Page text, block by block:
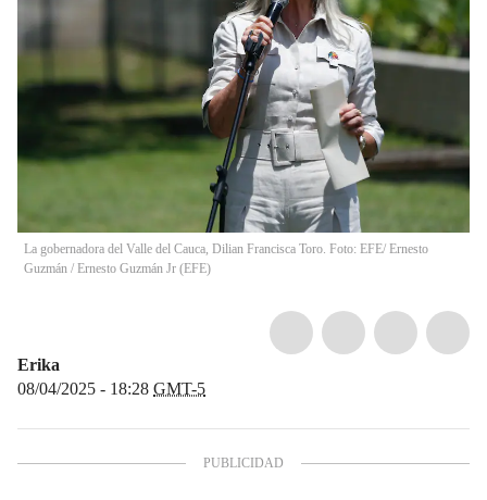
La gobernadora del Valle del Cauca, Dilian Francisca Toro. Foto: EFE/ Ernesto
Guzmán / Ernesto Guzmán Jr (EFE)
Erika
08/04/2025 - 18:28 GMT-5